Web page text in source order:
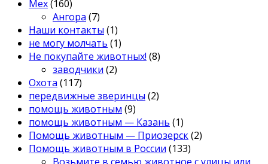
Мех(160)
Ангора (7)
Наши контакты (1)
не могу молчать (1)
Не покупайте животных! (8)
заводчики (2)
Охота (117)
передвижные зверинцы (2)
помощь животным (9)
помощь животным — Казань (1)
Помощь животным — Приозерск(2)
Помощь животным в России (133)
Возьмите в семью животное с улицы или